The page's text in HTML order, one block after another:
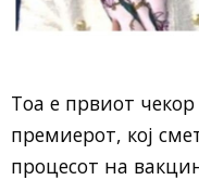
Тоа е првиот
премиерот, кој
процесот на